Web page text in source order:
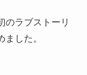
のラブストーリ
した。